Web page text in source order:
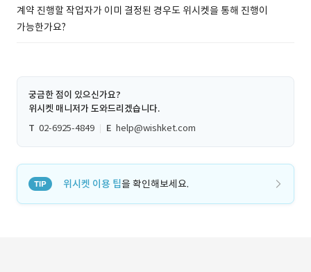
계약 진행할 작업자가 이미 결정된 경우도 위시켓을 통해 진행이
가능한가요?
궁금한 점이 있으신가요?
위시켓 매니저가 도와드리겠습니다.
T 02-6925-4849 E help@wishket.com
위시켓 이용 팁을 확인해보세요.